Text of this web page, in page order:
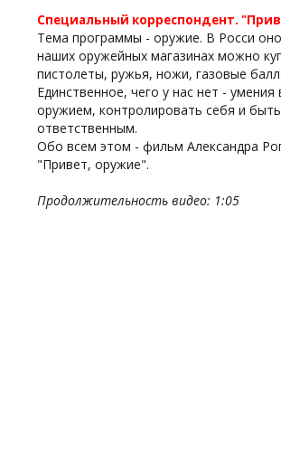
Специальный корреспондент.
Тема программы - оружие. В Росси
наших оружейных магазинах можно
пистолеты, ружья, ножи, газовые
Единственное, чего у нас нет - умения
оружием, контролировать себя и быть
ответственным.
Обо всем этом - фильм Александра
"Привет, оружие".
Продолжительность видео: 1:05